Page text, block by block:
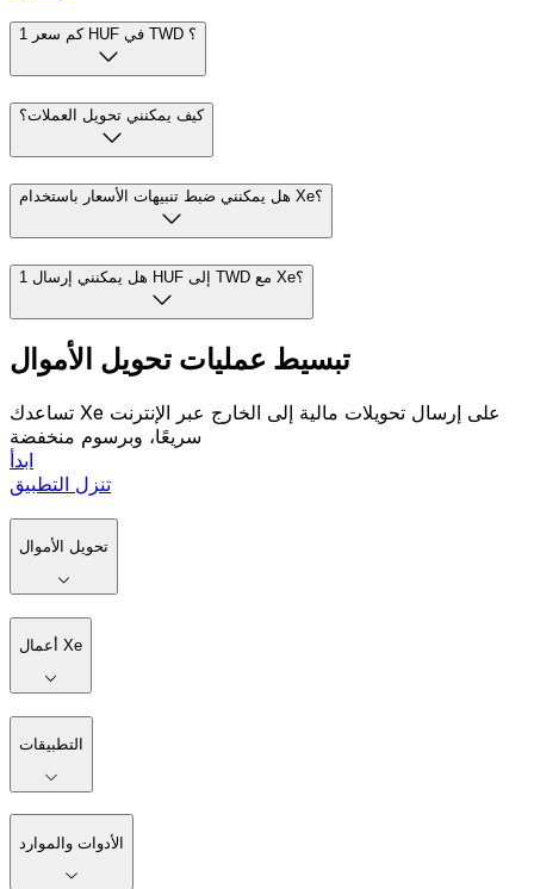
كم سعر 1 HUF في TWD ؟
كيف يمكنني تحويل العملات؟
هل يمكنني ضبط تنبيهات الأسعار باستخدام Xe؟
هل يمكنني إرسال 1 HUF إلى TWD مع Xe؟
تبسيط عمليات تحويل الأموال
تساعدك Xe على إرسال تحويلات مالية إلى الخارج عبر الإنترنت
سريعًا، وبرسوم منخفضة
ابدأ
تنزل التطبيق
تحويل الأموال
أعمال Xe
التطبيقات
الأدوات والموارد